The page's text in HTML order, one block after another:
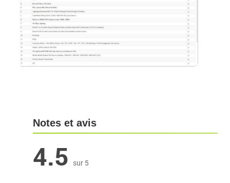
Notes et avis
4.5 sur 5